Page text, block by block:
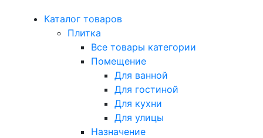
Каталог товаров
Плитка
Все товары категории
Помещение
Для ванной
Для гостиной
Для кухни
Для улицы
Назначение